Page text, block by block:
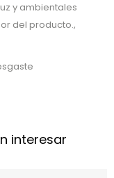
y ambientales
del producto.,
interesar